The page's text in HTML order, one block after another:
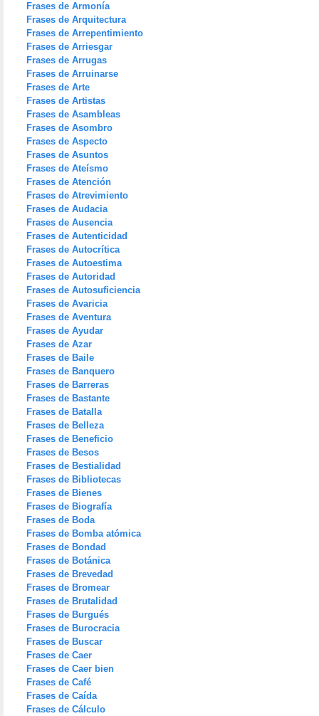
Frases de Armonía
Frases de Arquitectura
Frases de Arrepentimiento
Frases de Arriesgar
Frases de Arrugas
Frases de Arruinarse
Frases de Arte
Frases de Artistas
Frases de Asambleas
Frases de Asombro
Frases de Aspecto
Frases de Asuntos
Frases de Ateísmo
Frases de Atención
Frases de Atrevimiento
Frases de Audacia
Frases de Ausencia
Frases de Autenticidad
Frases de Autocrítica
Frases de Autoestima
Frases de Autoridad
Frases de Autosuficiencia
Frases de Avaricia
Frases de Aventura
Frases de Ayudar
Frases de Azar
Frases de Baile
Frases de Banquero
Frases de Barreras
Frases de Bastante
Frases de Batalla
Frases de Belleza
Frases de Beneficio
Frases de Besos
Frases de Bestialidad
Frases de Bibliotecas
Frases de Bienes
Frases de Biografía
Frases de Boda
Frases de Bomba atómica
Frases de Bondad
Frases de Botánica
Frases de Brevedad
Frases de Bromear
Frases de Brutalidad
Frases de Burgués
Frases de Burocracia
Frases de Buscar
Frases de Caer
Frases de Caer bien
Frases de Café
Frases de Caída
Frases de Cálculo